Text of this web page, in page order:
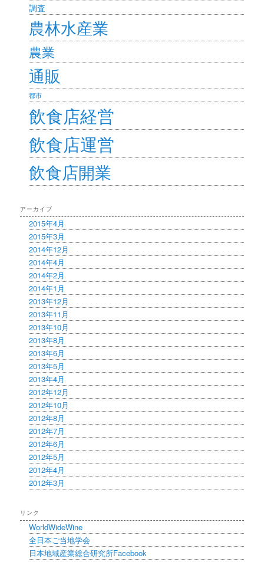
調査
農林水産業
農業
通販
都市
飲食店経営
飲食店運営
飲食店開業
アーカイブ
2015年4月
2015年3月
2014年12月
2014年4月
2014年2月
2014年1月
2013年12月
2013年11月
2013年10月
2013年8月
2013年6月
2013年5月
2013年4月
2012年12月
2012年10月
2012年8月
2012年7月
2012年6月
2012年5月
2012年4月
2012年3月
リンク
WorldWideWine
全日本ご当地学会
日本地域産業総合研究所Facebook